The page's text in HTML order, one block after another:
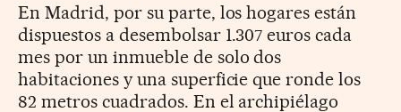
En Madrid, por su parte, los hogares están
dispuestos a desembolsar 1.307 euros cada
mes por un inmueble de solo dos
habitaciones y una superficie que ronde los
82 metros cuadrados. En el archipiélago